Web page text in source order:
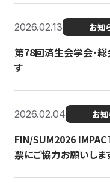
2026.02.13 お知
第78回済生会学会・総
す
2026.02.04 お
FIN/SUM2026
票にご協力お願いしま